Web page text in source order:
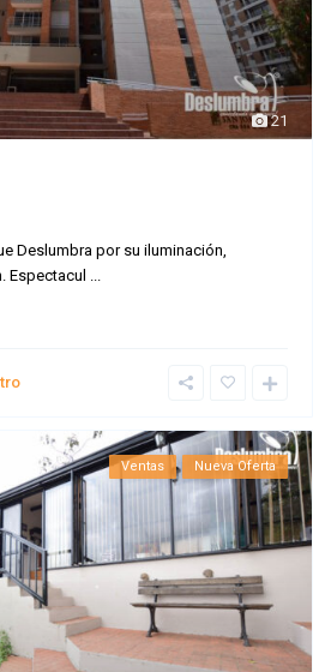
21
Deslumbra por su iluminación,
Espectacul
Ventas Nueva Oferta